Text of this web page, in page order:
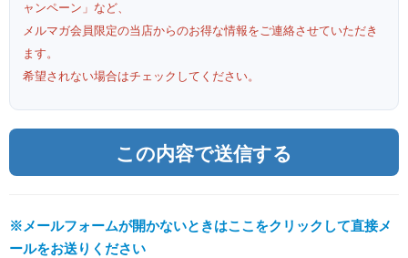
ャンペーン」など、
メルマガ会員限定の当店からのお得な情報をご連絡させていただき
ます。
希望されない場合はチェックしてください。
※メールフォームが開かないときはここをクリックして直接メ
ールをお送りください